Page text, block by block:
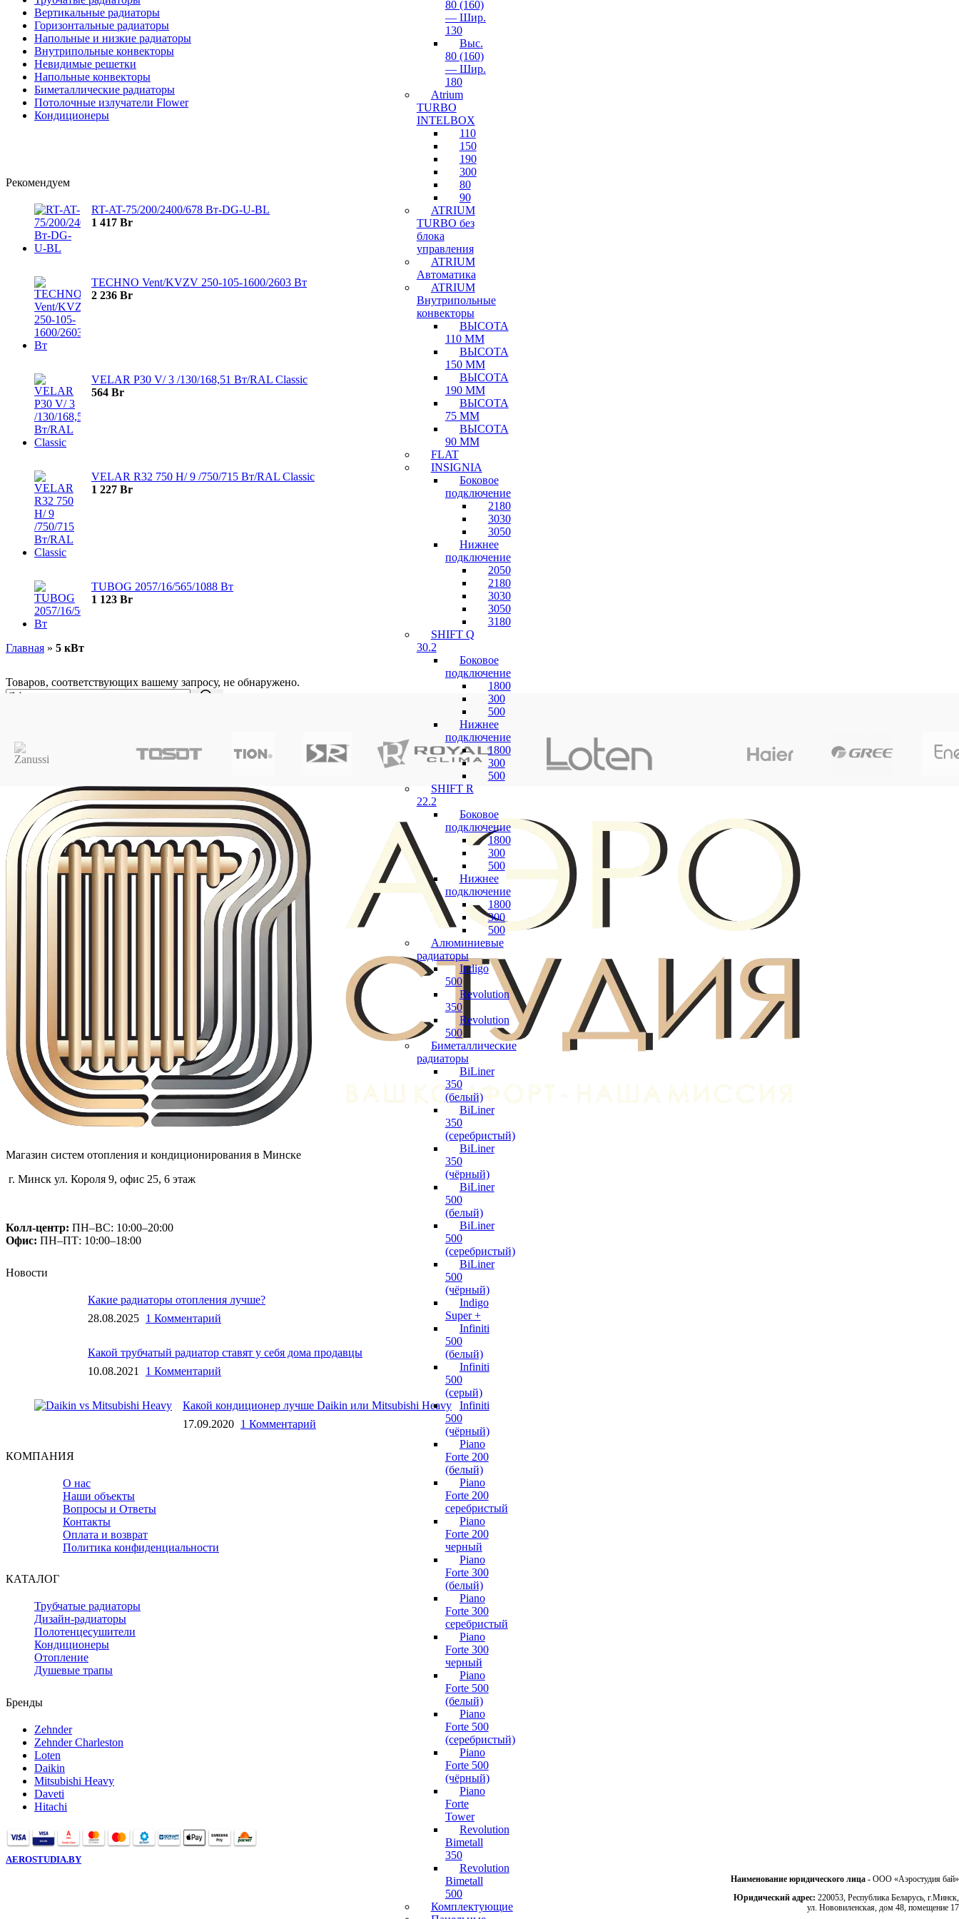
80 (160)
— Шир.
130
Выс.
80 (160)
— Шир.
180
Atrium
TURBO
INTELBOX
110
150
190
300
80
90
ATRIUM
TURBO без
блока
управления
ATRIUM
Автоматика
ATRIUM
Внутрипольные
конвекторы
ВЫСОТА
110 ММ
ВЫСОТА
150 ММ
ВЫСОТА
190 ММ
ВЫСОТА
75 ММ
ВЫСОТА
90 ММ
FLAT
INSIGNIA
Боковое
подключение
2180
3030
3050
Нижнее
подключение
2050
2180
3030
3050
3180
SHIFT Q
30.2
Боковое
подключение
1800
300
500
Нижнее
подключение
1800
300
500
SHIFT R
22.2
Боковое
подключение
1800
300
500
Нижнее
подключение
1800
300
500
Алюминиевые
радиаторы
Indigo
500
Revolution
350
Revolution
500
Биметаллические
радиаторы
BiLiner
350
(белый)
BiLiner
350
(серебристый)
BiLiner
350
(чёрный)
BiLiner
500
(белый)
BiLiner
500
(серебристый)
BiLiner
500
(чёрный)
Indigo
Super +
Infiniti
500
(белый)
Infiniti
500
(серый)
Infiniti
500
(чёрный)
Piano
Forte 200
(белый)
Piano
Forte 200
серебристый
Piano
Forte 200
черный
Piano
Forte 300
(белый)
Piano
Forte 300
серебристый
Piano
Forte 300
черный
Piano
Forte 500
(белый)
Piano
Forte 500
(серебристый)
Piano
Forte 500
(чёрный)
Piano
Forte
Tower
Revolution
Bimetall
350
Revolution
Bimetall
500
Комплектующие
Вертикальные радиаторы
Горизонтальные радиаторы
Напольные и низкие радиаторы
Внутрипольные конвекторы
Невидимые решетки
Напольные конвекторы
Биметаллические радиаторы
Потолочные излучатели Flower
Кондиционеры
Рекомендуем
RT-AT-75/200/2400/678 Вт-DG-U-BL
1 417 Br
TECHNO Vent/KVZV 250-105-1600/2603 Вт
2 236 Br
VELAR P30 V/ 3 /130/168,51 Вт/RAL Classic
564 Br
VELAR R32 750 H/ 9 /750/715 Вт/RAL Classic
1 227 Br
TUBOG 2057/16/565/1088 Вт
1 123 Br
Главная » 5 кВт
Товаров, соответствующих вашему запросу, не обнаружено.
Магазин систем отопления и кондиционирования в Минске
г. Минск ул. Короля 9, офис 25, 6 этаж
Колл-центр: ПН–ВС: 10:00–20:00​
Офис: ПН–ПТ: 10:00–18:00
Новости
Какие радиаторы отопления лучше?
28.08.2025 1 Комментарий
Какой трубчатый радиатор ставят у себя дома продавцы
10.08.2021
1 Комментарий
Какой кондиционер лучше Daikin или Mitsubishi Heavy
17.09.2020 1 Комментарий
КОМПАНИЯ
О нас
Наши объекты
Вопросы и Ответы
Контакты
Оплата и возврат
Политика конфиденциальности
КАТАЛОГ
Трубчатые радиаторы
Дизайн-радиаторы
Полотенцесушители
Кондиционеры
Отопление
Душевые трапы
Бренды
Zehnder
Zehnder Charleston
Loten
Daikin
Mitsubishi Heavy
Daveti
Hitachi
AEROSTUDIA.BY
Наименование юридического лица - ООО «Аэростудия бай»
Юридический адрес: 220053, Республика Беларусь, г.Минск,
ул. Нововиленская, дом 48, помещение 17